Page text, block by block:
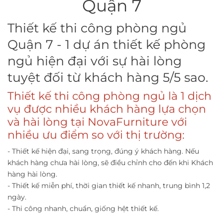
Quận 7
Thiết kế thi công phòng ngủ
Quận 7 - 1 dự án thiết kế phòng
ngủ hiện đại với sự hài lòng
tuyệt đối từ khách hàng 5/5 sao.
Thiết kế thi công phòng ngủ là 1 dịch
vụ được nhiều khách hàng lựa chọn
và hài lòng tại NovaFurniture với
nhiều ưu điểm so với thị trường:
- Thiết kế hiện đại, sang trọng, đúng ý khách hàng. Nếu
khách hàng chưa hài lòng, sẽ điều chỉnh cho đến khi Khách
hàng hài lòng.
- Thiết kế miễn phí, thời gian thiết kế nhanh, trung bình 1,2
ngày.
- Thi công nhanh, chuẩn, giống hệt thiết kế.